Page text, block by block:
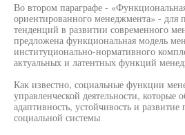
Во втором параграфе -
ориентированного менеджмента» - для
тенденций в развитии современного
предложена функциональная модель
институционально-нормативного
актуальных и латентных функций
Как известно, социальные функции
управленческой деятельности, которые
адаптивность, устойчивость и развитие
социальной системы